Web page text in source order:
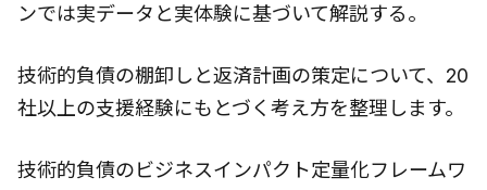
ンでは実データと実体験に基づいて解説する。
技術的負債の棚卸しと返済計画の策定について、20
社以上の支援経験にもとづく考え方を整理します。
技術的負債のビジネスインパクト定量化フレームワ